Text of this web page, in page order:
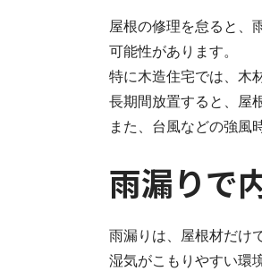
屋根の修理を怠ると、
可能性があります。
特に木造住宅では、木
長期間放置すると、屋
また、台風などの強風
雨漏りで
雨漏りは、屋根材だけ
湿気がこもりやすい環